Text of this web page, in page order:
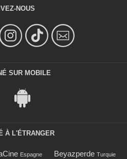
NOUS
SUR MOBILE
À L'ÉTRANGER
Espagne Beyazperde Turquie